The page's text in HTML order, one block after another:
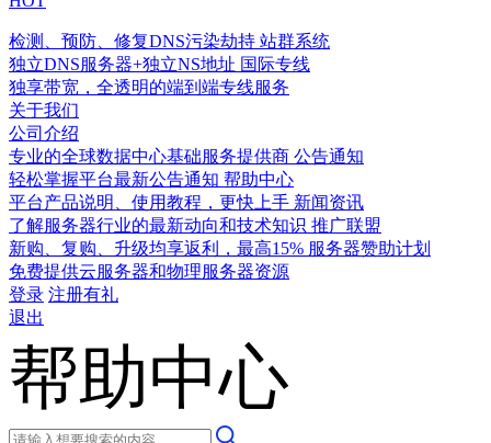
检测、预防、修复DNS污染劫持 站群系统
独立DNS服务器+独立NS地址 国际专线
独享带宽，全透明的端到端专线服务
关于我们
公司介绍
专业的全球数据中心基础服务提供商 公告通知
轻松掌握平台最新公告通知 帮助中心
平台产品说明、使用教程，更快上手 新闻资讯
了解服务器行业的最新动向和技术知识 推广联盟
新购、复购、升级均享返利，最高15% 服务器赞助计划
免费提供云服务器和物理服务器资源
登录 注册有礼
退出
帮助中心